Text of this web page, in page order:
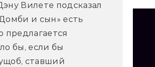
Вилете подсказал
и сын» есть
предлагается
бы, если бы
ставший